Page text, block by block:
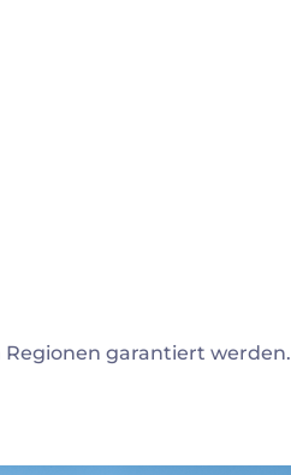
garantiert werden.